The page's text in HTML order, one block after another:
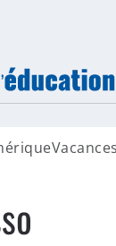
Vacances